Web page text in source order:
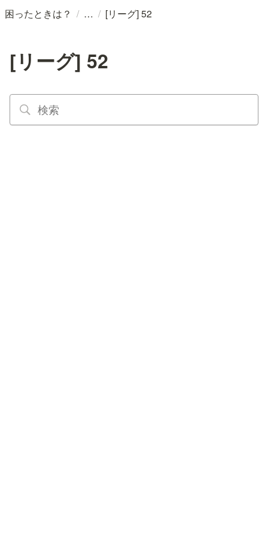
困ったときは？ / / [リーグ] 52
[リーグ] 52